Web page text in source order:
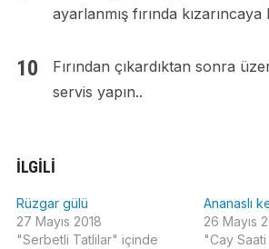
ayarlanmış fırında
Fırından çıkardıktan sonra
servis yapın..
İLGILI
Rüzgar gülü
27 Mayıs 2018
"Serbetli Tatlilar" içinde
Ananaslı
26 Mayıs
"Cay